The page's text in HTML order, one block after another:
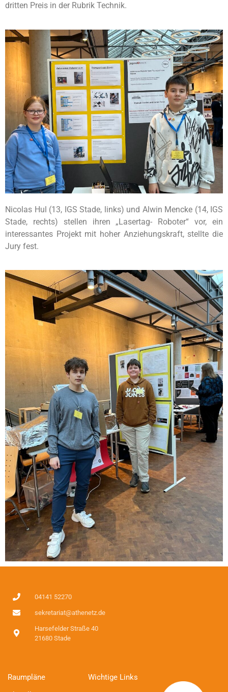
dritten Preis in der Rubrik Technik.
Nicolas Hul (13, IGS Stade, links) und Alwin Mencke (14, IGS
Stade, rechts) stellen ihren „Lasertag- Roboter“ vor, ein
interessantes Projekt mit hoher Anziehungskraft, stellte die
Jury fest.
04141 52270
sekretariat@athenetz.de
Harsefelder Straße 40
21680 Stade
Raumpläne
Wichtige Links